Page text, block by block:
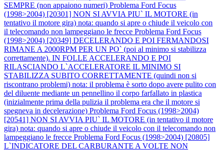
SEMPRE (non appaiono numeri) Problema Ford Focus
(1998>2004) [20301] NON SI AVVIA PIU` IL MOTORE (in
tentativo il motore gira) nota: quando si apre o chiude il veicolo con
il telecomando non lampeggiano le frecce Problema Ford Focus
(1998>2004) [20349] DECELERANDO E POI FERMANDOSI
RIMANE A 2000RPM PER UN PO` (poi al minimo si stabilizza
correttamente). IN FOLLE ACCELERANDO E POI
RILASCIANDO L`ACCELERATORE IL MINIMO SI
STABILIZZA SUBITO CORRETTAMENTE (quindi non si
riscontrano problemi) nota: il problema è sorto dopo avere pulito con
del diluente mediante un pennellino il corpo farfallato in plastica
(inizialmente prima della pulizia il problema era che il motore si
spegneva in decelerazione) Problema Ford Focus (1998>2004)
[20541] NON SI AVVIA PIU` IL MOTORE (in tentativo il motore
gira) nota: quando si apre o chiude il veicolo con il telecomando non
lampeggiano le frecce Problema Ford Focus (1998>2004) [20805]
L`INDICATORE DEL CARBURANTE A VOLTE NON